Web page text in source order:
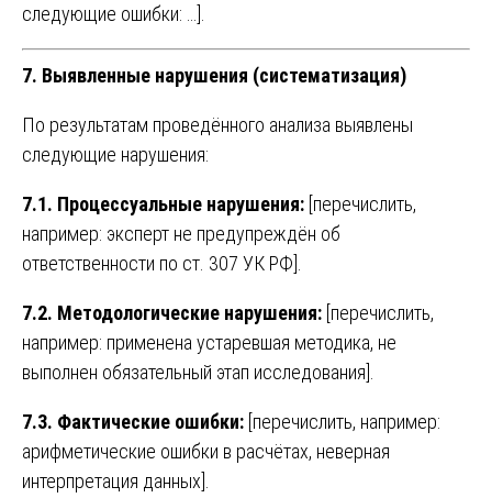
следующие ошибки: …].
7. Выявленные нарушения (систематизация)
По результатам проведённого анализа выявлены
следующие нарушения:
7.1. Процессуальные нарушения: [перечислить,
например: эксперт не предупреждён об
ответственности по ст. 307 УК РФ].
7.2. Методологические нарушения: [перечислить,
например: применена устаревшая методика, не
выполнен обязательный этап исследования].
7.3. Фактические ошибки: [перечислить, например:
арифметические ошибки в расчётах, неверная
интерпретация данных].